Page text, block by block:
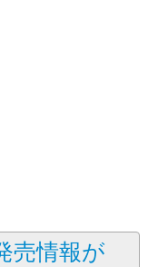
売情報が